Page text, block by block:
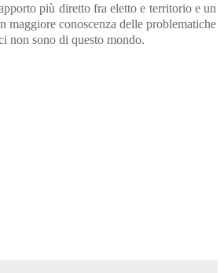
più diretto fra eletto e territorio e un
maggiore conoscenza delle problematiche
non sono di questo mondo.